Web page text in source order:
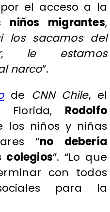
el acceso a la
niños migrantes,
los sacamos del
le estamos
narco”.
de CNN Chile, el
Florida, Rodolfo
los niños y niñas
“no debería
colegios”. “Lo que
con todos
para la